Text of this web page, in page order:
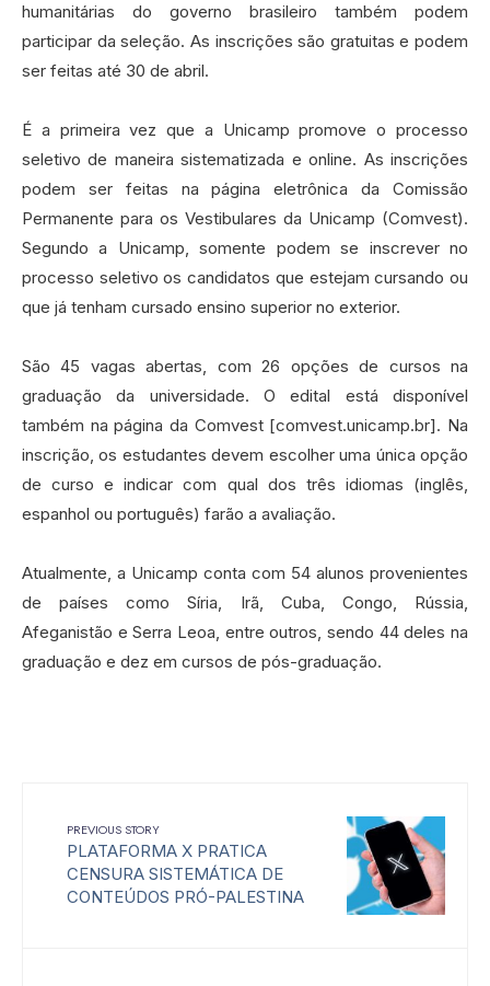
humanitárias do governo brasileiro também podem
participar da seleção. As inscrições são gratuitas e podem
ser feitas até 30 de abril.
É a primeira vez que a Unicamp promove o processo
seletivo de maneira sistematizada e online. As inscrições
podem ser feitas na página eletrônica da Comissão
Permanente para os Vestibulares da Unicamp (Comvest).
Segundo a Unicamp, somente podem se inscrever no
processo seletivo os candidatos que estejam cursando ou
que já tenham cursado ensino superior no exterior.
São 45 vagas abertas, com 26 opções de cursos na
graduação da universidade. O edital está disponível
também na página da Comvest [comvest.unicamp.br]. Na
inscrição, os estudantes devem escolher uma única opção
de curso e indicar com qual dos três idiomas (inglês,
espanhol ou português) farão a avaliação.
Atualmente, a Unicamp conta com 54 alunos provenientes
de países como Síria, Irã, Cuba, Congo, Rússia,
Afeganistão e Serra Leoa, entre outros, sendo 44 deles na
graduação e dez em cursos de pós-graduação.
PREVIOUS STORY
PLATAFORMA X PRATICA
CENSURA SISTEMÁTICA DE
CONTEÚDOS PRÓ-PALESTINA